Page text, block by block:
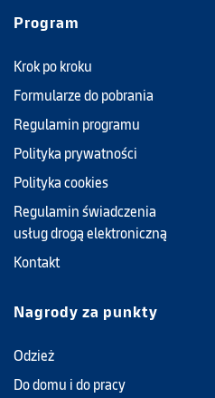
Program
Krok po kroku
Formularze do pobrania
Regulamin programu
Polityka prywatności
Polityka cookies
Regulamin świadczenia
usług drogą elektroniczną
Kontakt
Nagrody za punkty
Odzież
Do domu i do pracy